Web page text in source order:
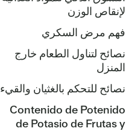
لإنقاص الوزن
فهم مرض السكري
نصائح لتناول الطعام خارج
المنزل
نصائح للتحكم بالغثيان والقيء
Contenido de Potenido
de Potasio de Frutas y